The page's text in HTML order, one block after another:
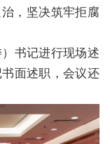
，坚决筑牢拒腐
书记进行现场述
面述职，会议还